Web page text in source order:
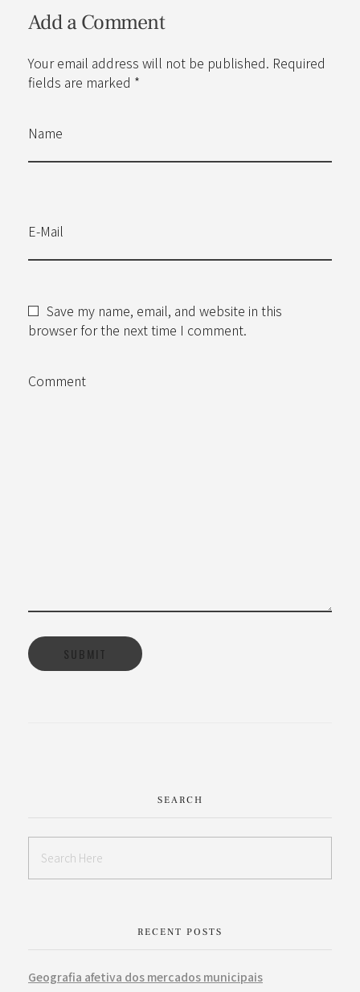
Add a Comment
Your email address will not be published. Required
fields are marked *
Name
E-Mail
Save my name, email, and website in this
browser for the next time I comment.
Comment
SEARCH
RECENT POSTS
Geografia afetiva dos mercados municipais